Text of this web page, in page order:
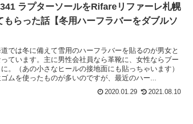
ラプターソールをRifareリファーレ札幌
もらった話【冬用ハーフラバーをダブルソ
では冬に備えて雪用のハーフラバーを貼るのが男女と
ています。主に男性会社員なら革靴に、女性ならブー
。（あの小さなヒールの接地面にも貼っちゃいます）
ムを使ったものが多いのですが、最近のハー...
2020.01.29 2021.08.10